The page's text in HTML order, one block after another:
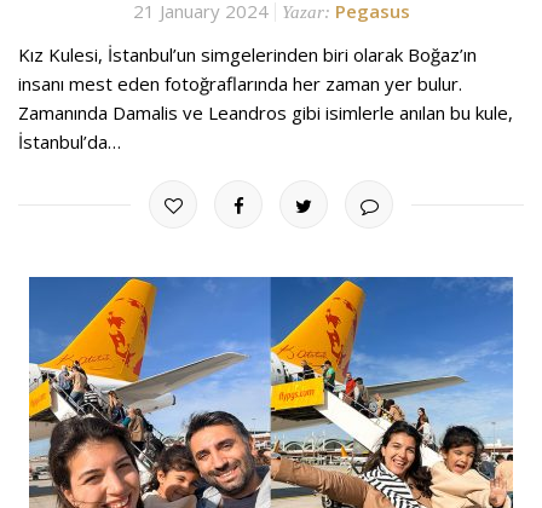
21 January 2024 Yazar: Pegasus
Kız Kulesi, İstanbul’un simgelerinden biri olarak Boğaz’ın
insanı mest eden fotoğraflarında her zaman yer bulur.
Zamanında Damalis ve Leandros gibi isimlerle anılan bu kule,
İstanbul’da…